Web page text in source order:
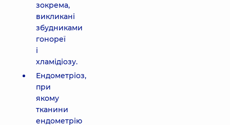
зокрема,
викликані
збудниками
гонореї
і
хламідіозу.
Ендометріоз,
при
якому
тканини
ендометрію